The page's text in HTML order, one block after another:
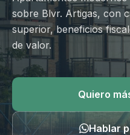
Contacto
Hablar
sobre Blvr. Artigas, con
superior, beneficios
de valor.
Quiero
Hablar